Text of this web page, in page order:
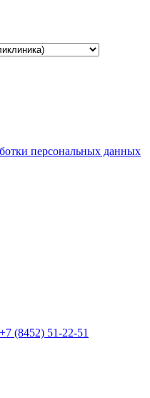
персональных данных
+7 (8452) 51-22-51